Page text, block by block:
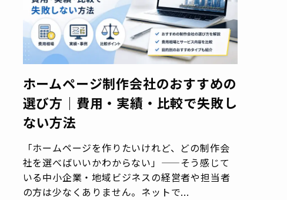
ホームページ制作会社のおすすめの
選び方｜費用・実績・比較で失敗し
ない方法
「ホームページを作りたいけれど、どの制作会
社を選べばいいかわからない」——そう感じて
いる中小企業・地域ビジネスの経営者や担当者
の方は少なくありません。ネットで...